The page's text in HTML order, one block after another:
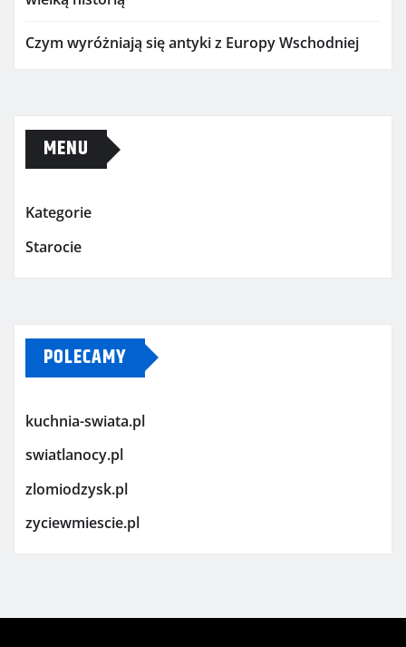
Czym wyróżniają się antyki z Europy Wschodniej
MENU
Kategorie
Starocie
POLECAMY
kuchnia-swiata.pl
swiatlanocy.pl
zlomiodzysk.pl
zyciewmiescie.pl